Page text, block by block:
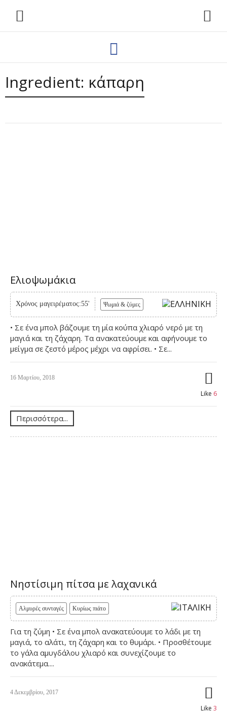
Ingredient: κάπαρη
Ελιοψωμάκια
Χρόνος μαγειρέματος:55' Ψωμιά & ζύμες
• Σε ένα μπολ βάζουμε τη μία κούπα χλιαρό νερό με τη
μαγιά και τη ζάχαρη. Τα ανακατεύουμε και αφήνουμε το
μείγμα σε ζεστό μέρος μέχρι να αφρίσει. • Σε...
16 Μαρτίου, 2018
Like 6
Περισσότερα...
Νηστίσιμη πίτσα με λαχανικά
Αλμυρές συνταγές Κυρίως πιάτο
Για τη ζύμη • Σε ένα μπολ ανακατεύουμε το λάδι με τη
μαγιά, το αλάτι, τη ζάχαρη και το θυμάρι. • Προσθέτουμε
το γάλα αμυγδάλου χλιαρό και συνεχίζουμε το
ανακάτεμα....
4 Δεκεμβρίου, 2017
Like 3